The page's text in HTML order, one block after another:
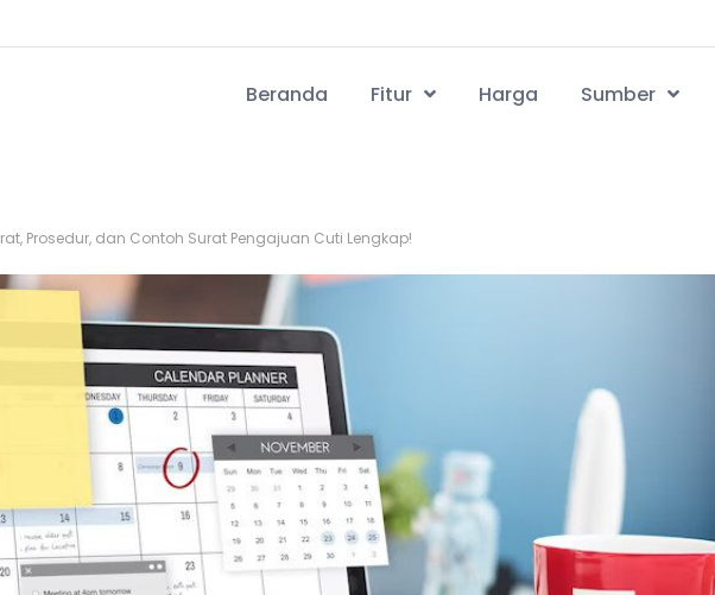
Beranda Fitur Harga Sumber
Prosedur, dan Contoh Surat Pengajuan Cuti Lengkap!